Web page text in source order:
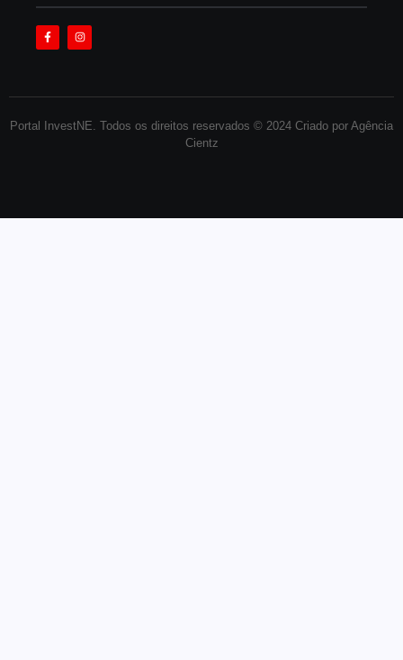
Portal InvestNE. Todos os direitos reservados © 2024 Criado por Agência
Cientz